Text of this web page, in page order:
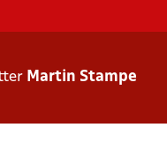
Martin Stampe